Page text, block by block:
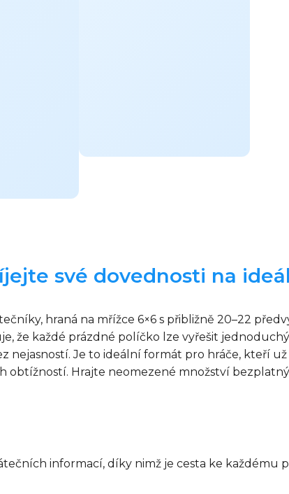
své dovednosti na
hraná na mřížce 6×6 s přibližně 20–22
že každé prázdné políčko lze vyřešit
nejasností. Je to ideální formát pro hráče, kteří
obtížností. Hrajte neomezené množství
informací, díky nimž je cesta ke každému